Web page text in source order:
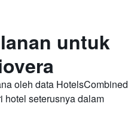
untuk
oleh data HotelsCombined
hotel seterusnya dalam